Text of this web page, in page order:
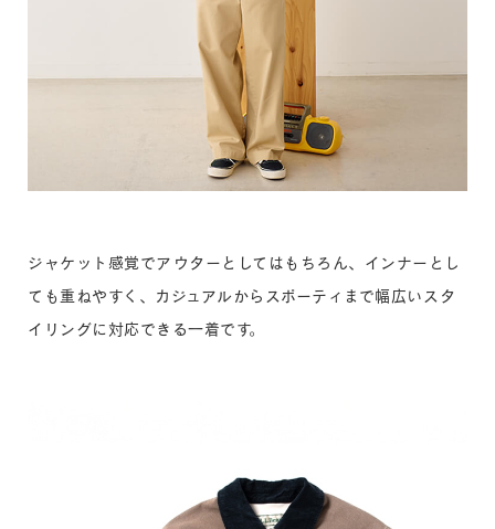
ジャケット感覚でアウターとしてはもちろん、インナーとし
ても重ねやすく、カジュアルからスポーティまで幅広いスタ
イリングに対応できる一着です。